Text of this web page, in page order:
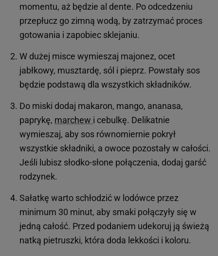
momentu, aż będzie al dente. Po odcedzeniu
przepłucz go zimną wodą, by zatrzymać proces
gotowania i zapobiec sklejaniu.
W dużej misce wymieszaj majonez, ocet
jabłkowy, musztardę, sól i pieprz. Powstały sos
będzie podstawą dla wszystkich składników.
Do miski dodaj makaron, mango, ananasa,
paprykę, marchew i cebulkę. Delikatnie
wymieszaj, aby sos równomiernie pokrył
wszystkie składniki, a owoce pozostały w całości.
Jeśli lubisz słodko-słone połączenia, dodaj garść
rodzynek.
Sałatkę warto schłodzić w lodówce przez
minimum 30 minut, aby smaki połączyły się w
jedną całość. Przed podaniem udekoruj ją świeżą
natką pietruszki, która doda lekkości i koloru.